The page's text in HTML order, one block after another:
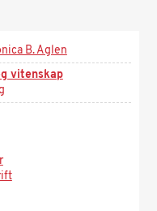
B. Aglen
vitenskap